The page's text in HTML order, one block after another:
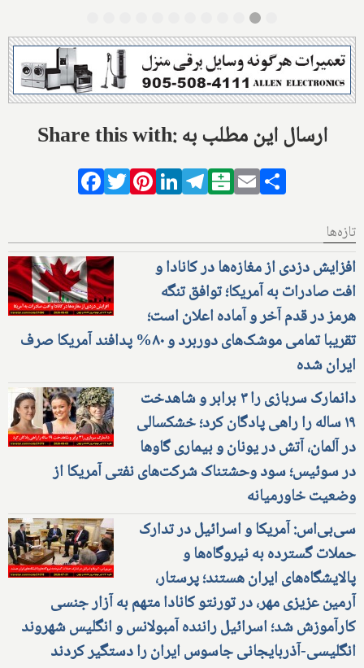
Share this with: ارسال این مطلب به
Facebook
TwitterPinterestLinkedIn
Telegram
Balatarin
Email
تازه‌ها
افزایش دزدی از مغازه‌ها در کانادا و
افت صادرات به آمریکا؛ توافق تنگه
هرمز در قدم آخر و آماده اعلان است؛
تقریبا تمامی موشک‌های دوربرد و ۸۰% پدافند آمریکا صرف
ایران شده
دانمارک سربازی را ۳ برابر و شاهدخت
۱۹ ساله را راهی پادگان کرد؛ خشکسالی
در آلمان، آتش در یونان و بیماری گاوها
در سوئیس؛ سود وحشتناک شرکت‌های نفتی آمریکا از
وضعیت خاورمیانه
سی‌بی‌اس: آمریکا و اسرائیل در تدارک
حملات گسترده به نیروگاه‌ها و
پالایشگاه‌های ایران هستند؛ پرستار،
آرمین عزیزی مهر، در تورنتو کانادا متهم به آزار جنسی
کارآموزش شد؛ اسرائیل راننده آمبولانس و انگلیس شهروند
انگلیسی-آذربایجانی جاسوس ایران را دستگیر کردند